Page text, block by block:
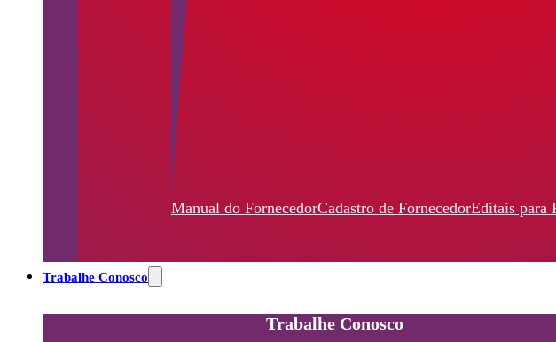
Manual do FornecedorCadastro de FornecedorEditais para
Trabalhe Conosco
Trabalhe Conosco